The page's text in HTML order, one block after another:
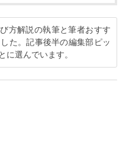
方解説の執筆と筆者おすす
た。記事後半の編集部ピッ
に選んでいます。